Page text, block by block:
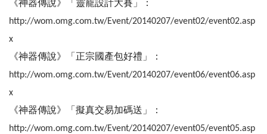
《神器傳說》「靈寵設計大賽」：
http://wom.omg.com.tw/Event/20140207/event02/event02.asp
x
《神器傳說》「正宗國產包好禮」：
http://wom.omg.com.tw/Event/20140207/event06/event06.asp
x
《神器傳說》「擬真交易加碼送」：
http://wom.omg.com.tw/Event/20140207/event05/event05.asp